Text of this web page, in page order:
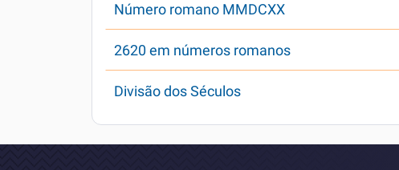
Número romano MMDCXX
2620 em números romanos
Divisão dos Séculos